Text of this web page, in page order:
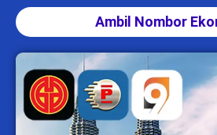
Ambil Nombor